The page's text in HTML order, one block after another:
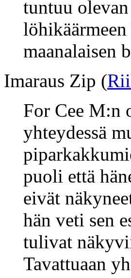
tuntuu
maanalaisen
Imaraus Zip (
For Cee M:n
yhteydessä
puoli että
eivät
hän veti sen
tulivat
Tavattuaan